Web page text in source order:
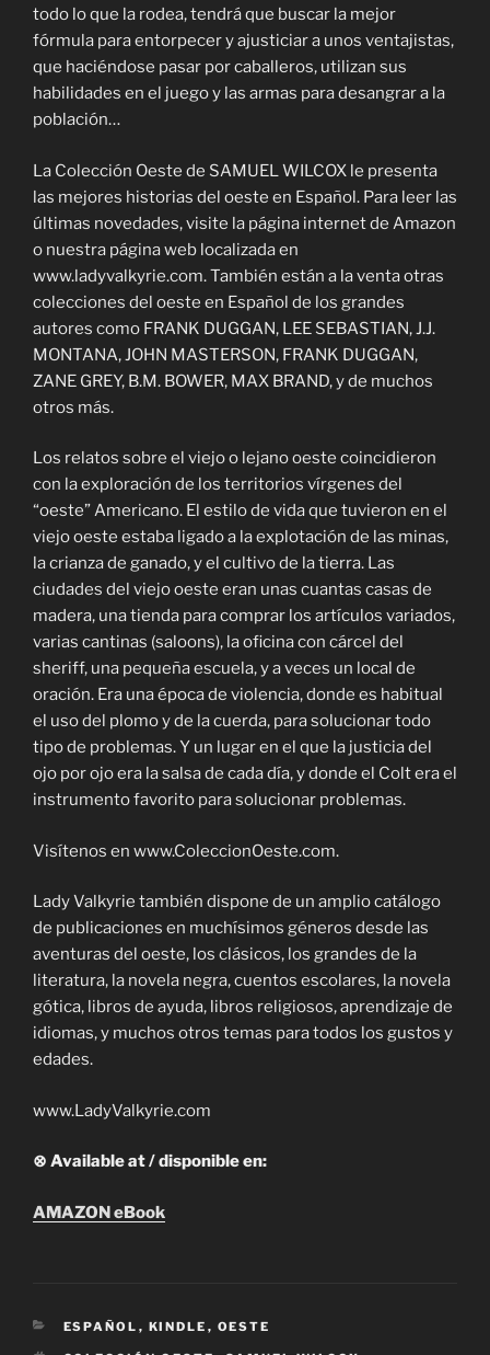
todo lo que la rodea, tendrá que buscar la mejor
fórmula para entorpecer y ajusticiar a unos ventajistas,
que haciéndose pasar por caballeros, utilizan sus
habilidades en el juego y las armas para desangrar a la
población…
La Colección Oeste de SAMUEL WILCOX le presenta
las mejores historias del oeste en Español. Para leer las
últimas novedades, visite la página internet de Amazon
o nuestra página web localizada en
www.ladyvalkyrie.com. También están a la venta otras
colecciones del oeste en Español de los grandes
autores como FRANK DUGGAN, LEE SEBASTIAN, J.J.
MONTANA, JOHN MASTERSON, FRANK DUGGAN,
ZANE GREY, B.M. BOWER, MAX BRAND, y de muchos
otros más.
Los relatos sobre el viejo o lejano oeste coincidieron
con la exploración de los territorios vírgenes del
“oeste” Americano. El estilo de vida que tuvieron en el
viejo oeste estaba ligado a la explotación de las minas,
la crianza de ganado, y el cultivo de la tierra. Las
ciudades del viejo oeste eran unas cuantas casas de
madera, una tienda para comprar los artículos variados,
varias cantinas (saloons), la oficina con cárcel del
sheriff, una pequeña escuela, y a veces un local de
oración. Era una época de violencia, donde es habitual
el uso del plomo y de la cuerda, para solucionar todo
tipo de problemas. Y un lugar en el que la justicia del
ojo por ojo era la salsa de cada día, y donde el Colt era el
instrumento favorito para solucionar problemas.
Visítenos en www.ColeccionOeste.com.
Lady Valkyrie también dispone de un amplio catálogo
de publicaciones en muchísimos géneros desde las
aventuras del oeste, los clásicos, los grandes de la
literatura, la novela negra, cuentos escolares, la novela
gótica, libros de ayuda, libros religiosos, aprendizaje de
idiomas, y muchos otros temas para todos los gustos y
edades.
www.LadyValkyrie.com
⊗ Available at / disponible en:
AMAZON eBook
CATEGORIES
ESPAÑOL , KINDLE , OESTE